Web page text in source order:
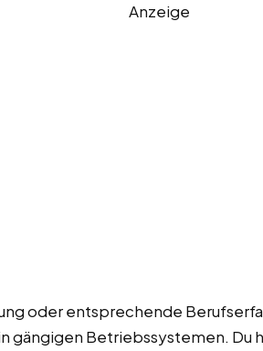
Anzeige
oder entsprechende
gängigen Betriebssystemen. Du